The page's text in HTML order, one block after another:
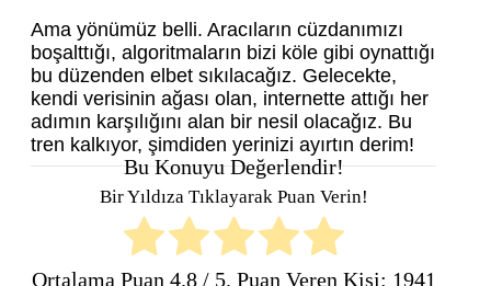
Ama yönümüz belli. Aracıların cüzdanımızı
boşalttığı, algoritmaların bizi köle gibi oynattığı
bu düzenden elbet sıkılacağız. Gelecekte,
kendi verisinin ağası olan, internette attığı her
adımın karşılığını alan bir nesil olacağız. Bu
tren kalkıyor, şimdiden yerinizi ayırtın derim!
Bu Konuyu Değerlendir!
Bir Yıldıza Tıklayarak Puan Verin!
Ortalama Puan 4.8/ 5. Puan Veren Kişi: 1941